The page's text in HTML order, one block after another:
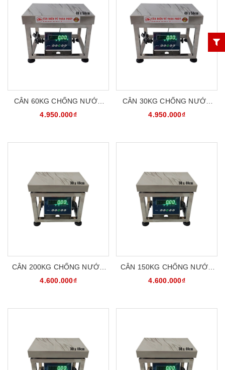
CÂN 60KG CHỐNG NƯỚC
CHỐNG BỤI INOX304
4.950.000₫
CÂN 30KG CHỐNG NƯỚC
CHỐNG BỤI INOX304
4.950.000₫
CÂN 200KG CHỐNG NƯỚC
CHỐNG BỤI INOX304
4.600.000₫
CÂN 150KG CHỐNG NƯỚC
CHỐNG BỤI INOX304
4.600.000₫